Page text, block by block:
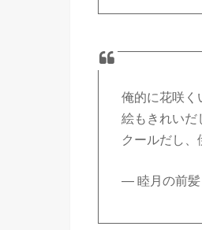
俺的に花咲く
絵もきれいだ
クールだし、
— 睦月の前